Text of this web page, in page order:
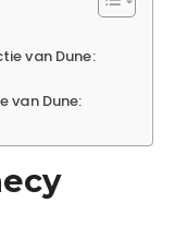
van Dune:
van Dune: